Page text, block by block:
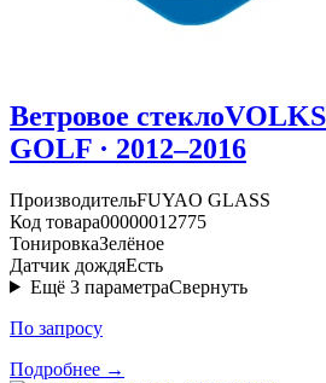
Ветровое стекло
GOLF · 2012–2016
ПроизводительFUYAO GLASS
Код товара00000012775
ТонировкаЗелёное
Датчик дождяЕсть
Ещё 3 параметраСвернуть
По запросу
Подробнее →